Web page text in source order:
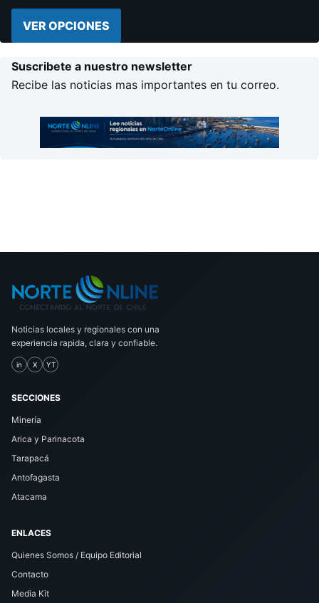
VER OPCIONES
Suscribete a nuestro newsletter
Recibe las noticias mas importantes en tu correo.
Noticias locales y regionales con una
experiencia rapida, clara y confiable.
in X YT
SECCIONES
Minería
Arica y Parinacota
Tarapacá
Antofagasta
Atacama
ENLACES
Quienes Somos / Equipo Editorial
Contacto
Media Kit